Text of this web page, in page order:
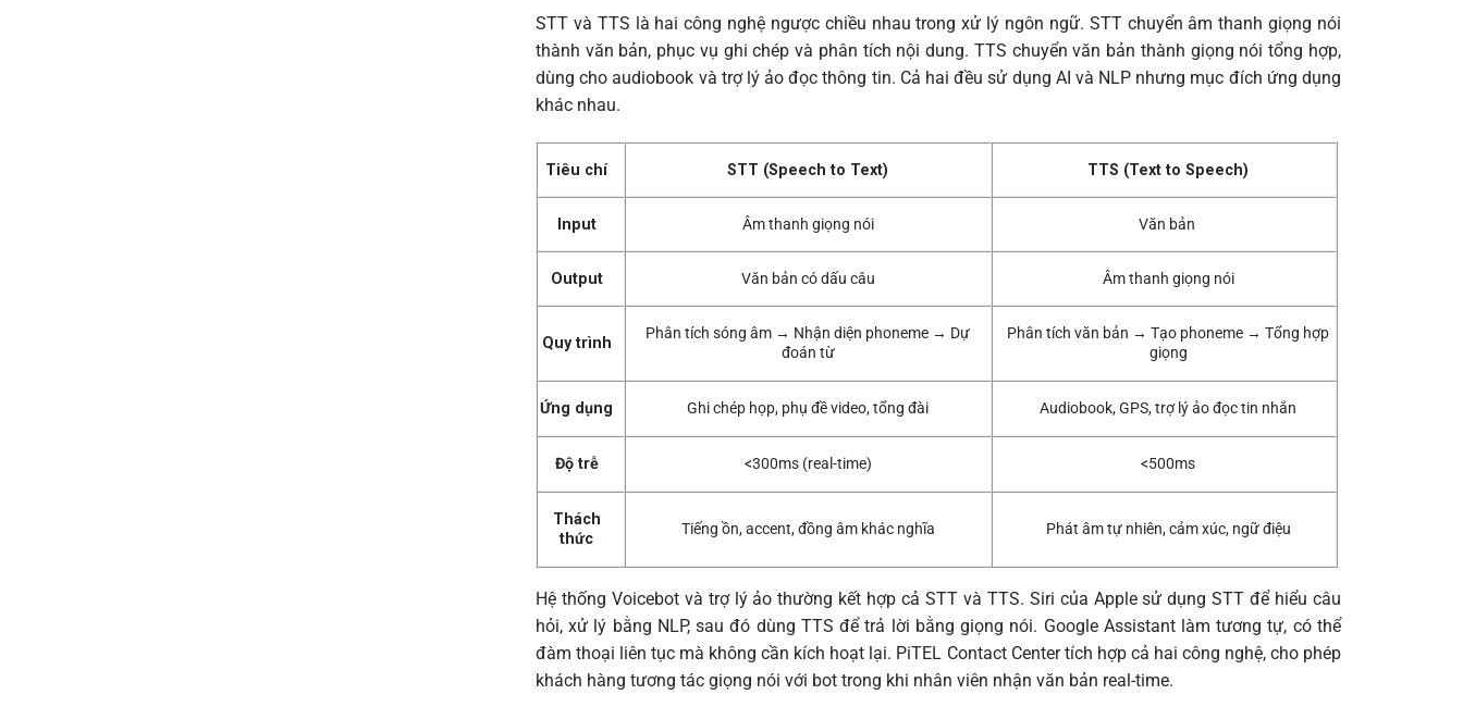
STT và TTS là hai công nghệ ngược chiều nhau trong xử lý ngôn ngữ. STT chuyển âm thanh giọng nói
thành văn bản, phục vụ ghi chép và phân tích nội dung. TTS chuyển văn bản thành giọng nói tổng hợp,
dùng cho audiobook và trợ lý ảo đọc thông tin. Cả hai đều sử dụng AI và NLP nhưng mục đích ứng dụng
khác nhau.
Tiêu chí STT (Speech to Text) TTS (Text to Speech)
Input Âm thanh giọng nói Văn bản
Output Văn bản có dấu câu Âm thanh giọng nói
Quy trình
Phân tích sóng âm → Nhận diện phoneme → Dự
đoán từ
Phân tích văn bản → Tạo phoneme → Tổng hợp
giọng
Ứng dụng Ghi chép họp, phụ đề video, tổng đài Audiobook, GPS, trợ lý ảo đọc tin nhắn
Độ trễ <300ms (real-time) <500ms
Thách
thức
Tiếng ồn, accent, đồng âm khác nghĩa Phát âm tự nhiên, cảm xúc, ngữ điệu
Hệ thống Voicebot và trợ lý ảo thường kết hợp cả STT và TTS. Siri của Apple sử dụng STT để hiểu câu
hỏi, xử lý bằng NLP, sau đó dùng TTS để trả lời bằng giọng nói. Google Assistant làm tương tự, có thể
đàm thoại liên tục mà không cần kích hoạt lại. PiTEL Contact Center tích hợp cả hai công nghệ, cho phép
khách hàng tương tác giọng nói với bot trong khi nhân viên nhận văn bản real-time.